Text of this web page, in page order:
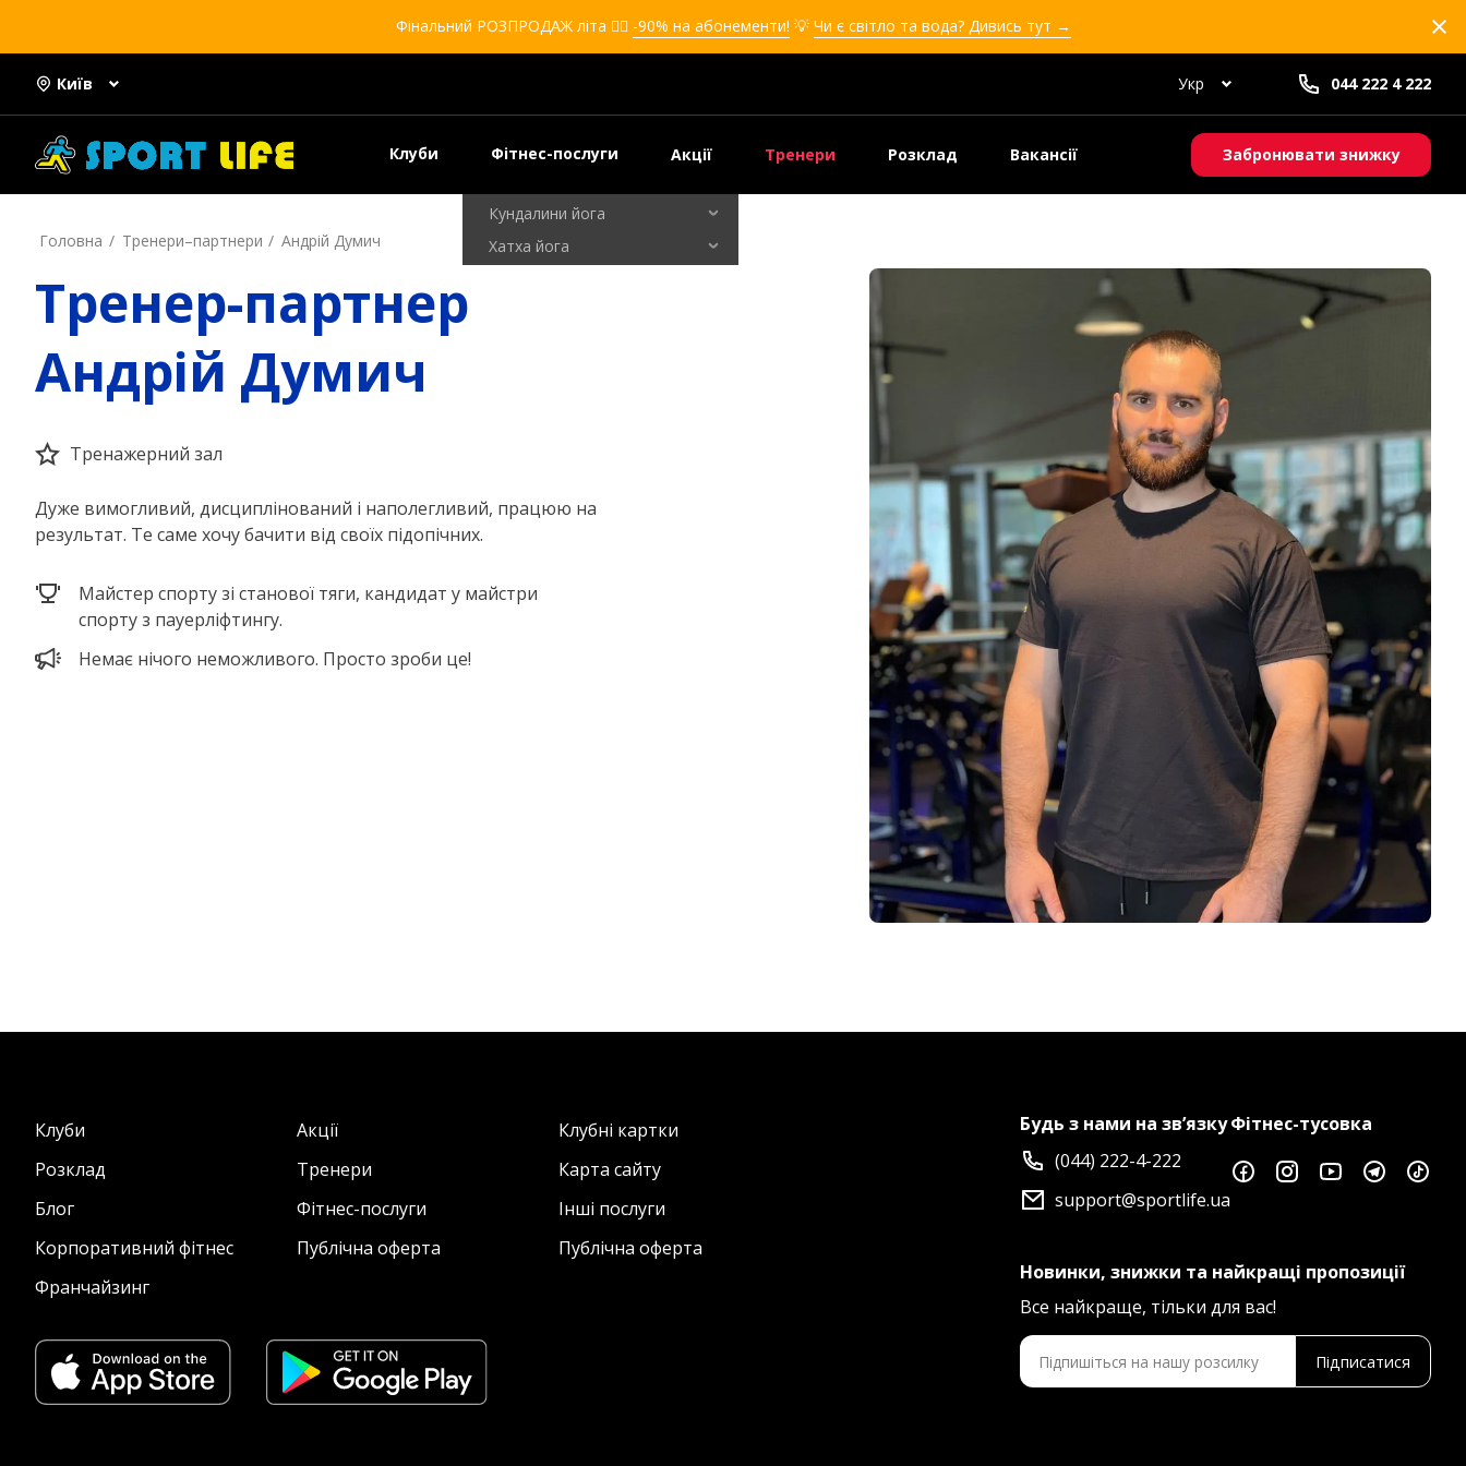
Фінальний РОЗПРОДАЖ літа ❤️‍🔥 -90% на абонементи! 💡 Чи є світло та вода? Дивись тут →
Київ Укр 044 222 4 222
Клуби Фітнес-послуги
Кікбоксинг для дівчат
Кікбоксинг для дітей
Самооборона для дівчат
Самооборона для дітей
Кундалини йога
Хатха йога
Акції Тренери Розклад Вакансії Забронювати знижку
Головна Тренери–партнери Андрій Думич
Тренер-партнер
Андрій Думич
Тренажерний зал
Дуже вимогливий, дисциплінований і наполегливий, працюю на
результат. Те саме хочу бачити від своїх підопічних.
Майстер спорту зі станової тяги, кандидат у майстри
спорту з пауерліфтингу.
Немає нічого неможливого. Просто зроби це!
Клуби Акції
Клубні картки
Розклад
Тренери
Карта сайту
Блог
Фітнес-послуги
Інші послуги
Корпоративний фітнес
Публічна оферта
Публічна оферта
Франчайзинг
Будь з нами на зв’язку
(044) 222-4-222
support@sportlife.ua
Фітнес-тусовка
Новинки, знижки та найкращі пропозиції
Все найкраще, тільки для вас!
Підписатися